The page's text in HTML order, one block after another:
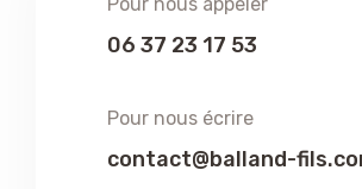
06 37 23 17 53
Pour nous écrire
contact@balland-